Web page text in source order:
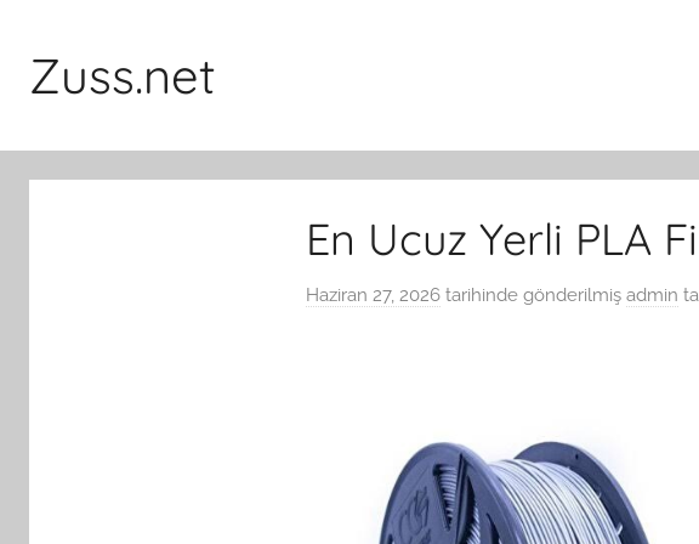
Zuss.net
En Ucuz Yerli PLA
Haziran 27, 2026 tarihinde gönderilmiş admin